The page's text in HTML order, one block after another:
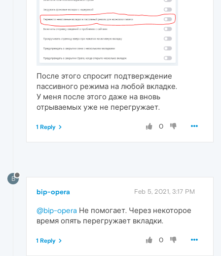
После этого спросит подтверждение
пассивного режима на любой вкладке.
У меня после этого даже на вновь
отрываемых уже не перегружает.
0
1 Reply
B
bip-opera Feb 5, 2021, 3:17 PM
@bip-opera Не помогает. Через некоторое
время опять перегружает вкладки.
0
1 Reply